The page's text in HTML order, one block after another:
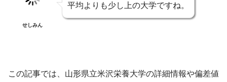
せしみん
平均よりも少し上の大学ですね。
この記事では、山形県立米沢栄養大学の詳細情報や偏差値